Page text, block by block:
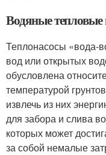
Водяные тепловые
Теплонасосы «вода-
вод или открытых
обусловлена
температурой
извлечь из них
для забора и слива
которых может
за собой немалые